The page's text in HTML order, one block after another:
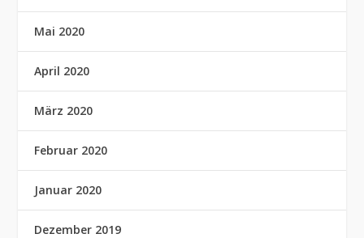
Mai 2020
April 2020
März 2020
Februar 2020
Januar 2020
Dezember 2019